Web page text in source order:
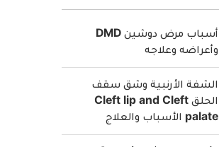
أسباب مرض دوشين DMD
وأعراضه وعلاجه
الشفة الأرنبية وشق سقف
الحلق Cleft lip and Cleft
palate الأسباب والعلاج